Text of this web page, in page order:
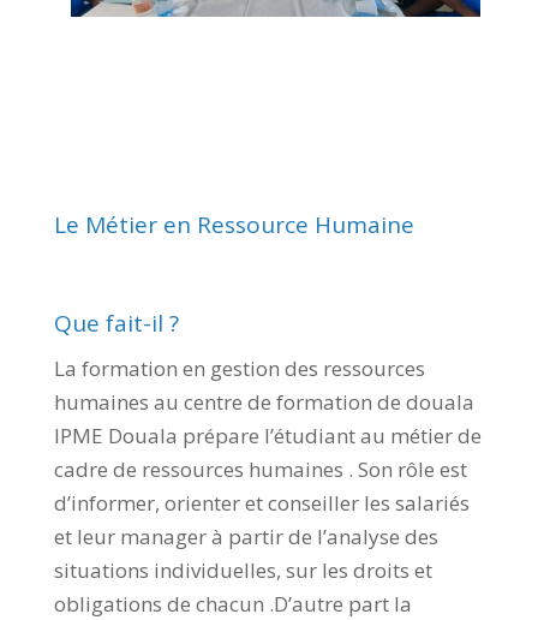
Le Métier en Ressource Humaine
Que fait-il ?
La formation en gestion des ressources
humaines au centre de formation de douala
IPME Douala prépare l’étudiant au métier de
cadre de ressources humaines . Son rôle est
d’informer, orienter et conseiller les salariés
et leur manager à partir de l’analyse des
situations individuelles, sur les droits et
obligations de chacun .D’autre part la